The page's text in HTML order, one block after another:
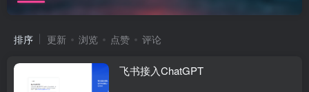
排序 更新 浏览 点赞 评论
飞书接入ChatGPT